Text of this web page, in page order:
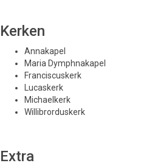
Kerken
Annakapel
Maria Dymphnakapel
Franciscuskerk
Lucaskerk
Michaelkerk
Willibrorduskerk
Extra